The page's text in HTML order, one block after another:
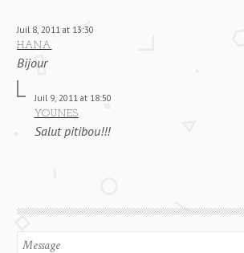
Juil 8, 2011 at 13:30
HANA
Bijour
Juil 9, 2011 at 18:50
YOUNES
Salut pitibou!!!